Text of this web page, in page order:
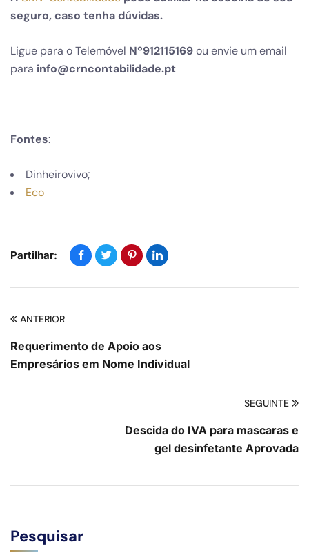
seguro, caso tenha dúvidas.
Ligue para o Telemóvel Nº912115169ou envie um email
para info@crncontabilidade.pt
Fontes:
Dinheirovivo;
Eco
Partilhar:
ANTERIOR
Requerimento de Apoio aos
Empresários em Nome Individual
SEGUINTE
Descida do IVA para mascaras e
gel desinfetante Aprovada
Pesquisar